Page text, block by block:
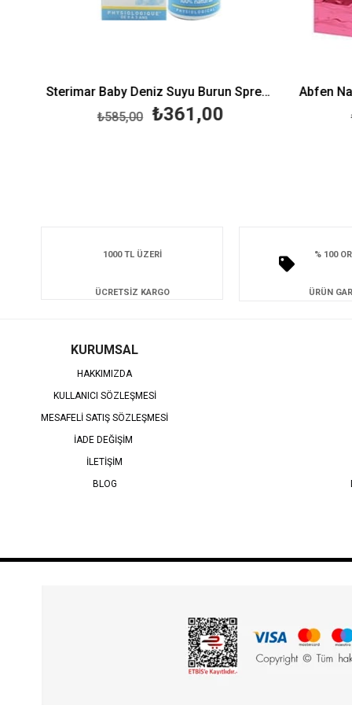
Sterimar Baby Deniz Suyu Burun Spreyi 100 ml
₺361,00
₺585,00
1000 TL ÜZERİ
ÜCRETSİZ KARGO
% 100
ÜRÜN
KURUMSAL
HAKKIMIZDA
KULLANICI SÖZLEŞMESİ
MESAFELİ SATIŞ SÖZLEŞMESİ
İADE DEĞİŞİM
İLETİŞİM
BLOG